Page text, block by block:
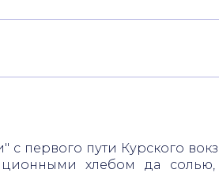
первого пути Курского
хлебом да